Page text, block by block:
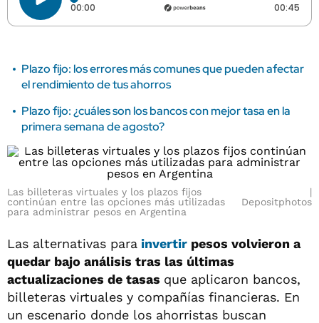
00:00 Tiempo transcurrido: 0 segundos 00:45
Plazo fijo: los errores más comunes que pueden afectar
el rendimiento de tus ahorros
Plazo fijo: ¿cuáles son los bancos con mejor tasa en la
primera semana de agosto?
Las billeteras virtuales y los plazos fijos
continúan entre las opciones más utilizadas
para administrar pesos en Argentina
Depositphotos
Las alternativas para invertir pesos volvieron a
quedar bajo análisis tras las últimas
actualizaciones de tasas que aplicaron bancos,
billeteras virtuales y compañías financieras. En
un escenario donde los ahorristas buscan